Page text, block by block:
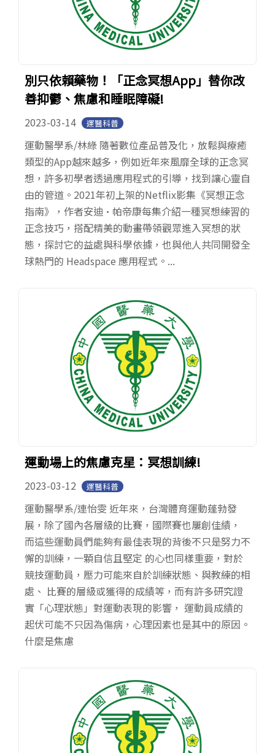
別只依賴藥物！「正念冥想App」替你改
善抑鬱、焦慮和睡眠障礙!
2023-03-14 運醫科普
運動醫學系/林綠 隨著數位產品普及化，放鬆與療癒
類型的App越來越多，例如近年來風靡全球的正念冥
想，許多初學者透過應用程式的引導，找到讓心靈自
由的管道。2021年初上架的Netflix影集《冥想正念
指南》，作者安迪·帕帝康每集介紹一種冥想練習的
正念技巧，搭配精美的動畫帶領觀眾進入冥想的狀
態，探討它的益處與科學依據，也與他人共同開發全
球熱門的 Headspace 應用程式。...
運動場上的焦慮克星：冥想訓練!
2023-03-12 運醫科普
運動醫學系/連怡雯 近年來，台灣體育運動蓬勃發
展，除了國內各層級的比賽，國際賽也屢創佳績，
而這些運動員們能夠有最佳表現的背後不只是努力不
懈的訓練，一顆自信且堅定 的心也同樣重要，對於
競技運動員，壓力可能來自於訓練狀態、與教練的相
處、 比賽的層級或獲得的成績等，而有許多研究證
實「心理狀態」對運動表現的影響， 運動員成績的
起伏可能不只因為傷病，心理因素也是其中的原因。
什麼是焦慮